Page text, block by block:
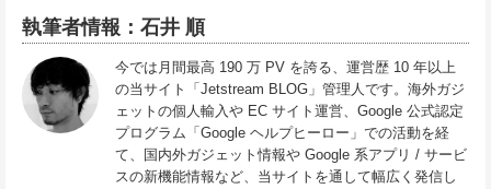
執筆者情報：石井 順
今では月間最高 190 万 PV を誇る、運営歴 10 年以上
の当サイト「Jetstream BLOG」管理人です。海外ガジ
ェットの個人輸入や EC サイト運営、Google 公式認定
プログラム「Google ヘルプヒーロー」での活動を経
て、国内外ガジェット情報や Google 系アプリ / サービ
スの新機能情報など、当サイトを通して幅広く発信し